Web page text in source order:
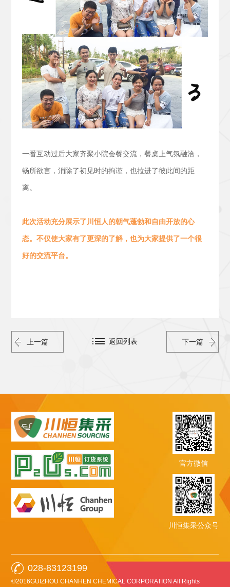
一番互动过后大家齐聚小院会餐交流， 餐桌上气氛融洽，
畅所欲言，消除了初见时的拘谨，也拉进了彼此间的距
离。
此次活动充分展示了川恒人的朝气蓬勃和 自由开放的心
态。 不仅使大家有了更深的了解，也为大家提供了一个很
好的交流平台。
上一篇 下一篇
返回列表
官方微信
川恒集采公众号
028-83123199
©2016GUIZHOU CHANHEN CHEMICAL CORPORATION All Rights